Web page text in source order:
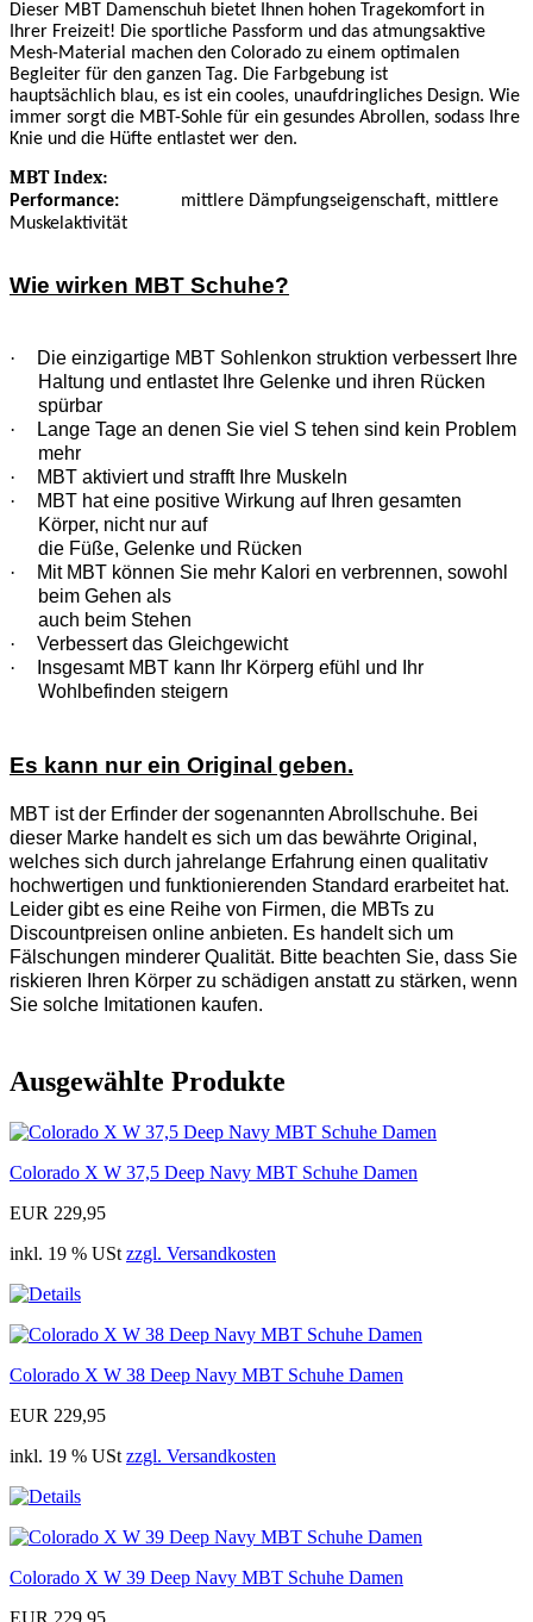
Dieser MBT Damenschuh bietet Ihnen hohen Tragekomfort in
Ihrer Freizeit! Die sportliche Passform und das atmungsaktive
Mesh-Material machen den Colorado zu einem optimalen
Begleiter für den ganzen Tag. Die Farbgebung ist
hauptsächlich blau, es ist ein cooles, unaufdringliches Design. Wie
immer sorgt die MBT-Sohle für ein gesundes Abrollen, sodass Ihre
Knie und die Hüfte entlastet wer den.
MBT Index:
Performance:
mittlere Dämpfungseigenschaft, mittlere
Muskelaktivität
Wie wirken MBT Schuhe?
·
Die einzigartige MBT Sohlenkon struktion verbessert Ihre
Haltung und entlastet Ihre Gelenke und ihren Rücken
spürbar
·
Lange Tage an denen Sie viel S tehen sind kein Problem
mehr
·
MBT aktiviert und strafft Ihre Muskeln
·
MBT hat eine positive Wirkung auf Ihren gesamten
Körper, nicht nur auf
die Füße, Gelenke und Rücken
·
Mit MBT können Sie mehr Kalori en verbrennen, sowohl
beim Gehen als
auch beim Stehen
·
Verbessert das Gleichgewicht
·
Insgesamt MBT kann Ihr Körperg efühl und Ihr
Wohlbefinden steigern
Es kann nur ein Original geben.
MBT ist der Erfinder der sogenannten Abrollschuhe. Bei
dieser Marke handelt es sich um das bewährte Original,
welches sich durch jahrelange Erfahrung einen qualitativ
hochwertigen und funktionierenden Standard erarbeitet hat.
Leider gibt es eine Reihe von Firmen, die MBTs zu
Discountpreisen online anbieten. Es handelt sich um
Fälschungen minderer Qualität. Bitte beachten Sie, dass Sie
riskieren Ihren Körper zu schädigen anstatt zu stärken, wenn
Sie solche Imitationen kaufen.
Ausgewählte Produkte
Colorado X W 37,5 Deep Navy MBT Schuhe Damen
EUR 229,95
inkl. 19 % USt zzgl. Versandkosten
Colorado X W 38 Deep Navy MBT Schuhe Damen
EUR 229,95
inkl. 19 % USt zzgl. Versandkosten
Colorado X W 39 Deep Navy MBT Schuhe Damen
EUR 229,95